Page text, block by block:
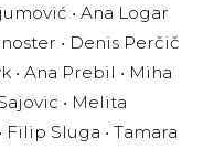
• Ana Logar
• Denis Perčič
• Ana Prebil • Miha
• Melita
Filip Sluga • Tamara